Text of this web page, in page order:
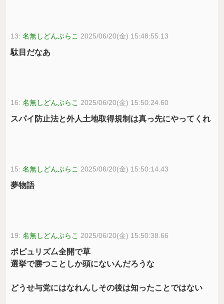
13:名無しどんぶらこ 2025/06/20(金) 15:48:55.13
駄目だなあ
16:名無しどんぶらこ 2025/06/20(金) 15:50:24.60
スパイ防止法と外人土地取得規制は真っ先にやってくれ
15:名無しどんぶらこ 2025/06/20(金) 15:50:14.43
夢物語
19:名無しどんぶらこ 2025/06/20(金) 15:50:38.66
ポピュリズ厶全開で草
選挙で勝つことしか頭にないんだろうな
どうせ与党にはなれんしその後は知ったことではない